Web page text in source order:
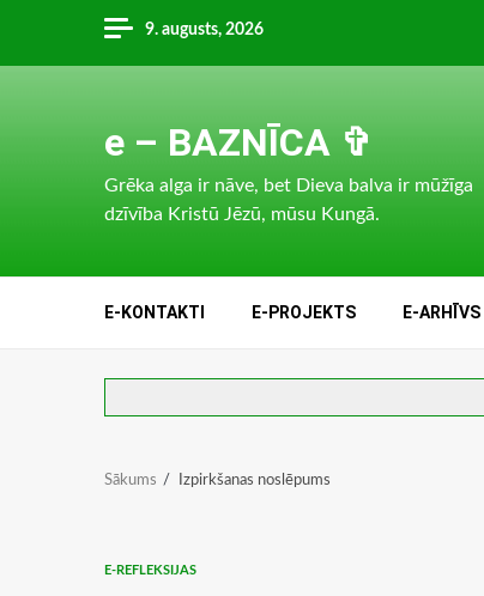
content
9. augusts, 2026
e – BAZNĪCA ✞
Grēka alga ir nāve, bet Dieva balva ir mūžīga
dzīvība Kristū Jēzū, mūsu Kungā.
E-KONTAKTI E-PROJEKTS E-ARHĪVS
Sākums Izpirkšanas noslēpums
E-REFLEKSIJAS